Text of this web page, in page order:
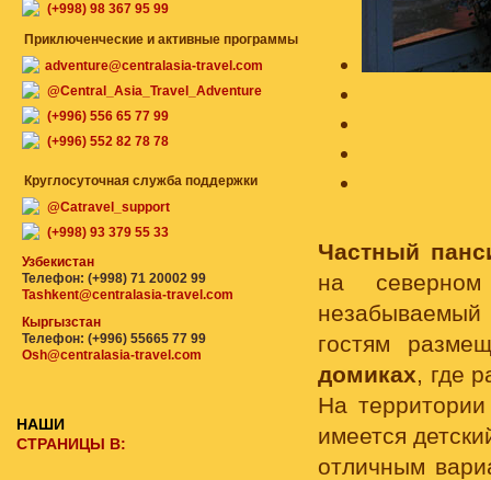
Частный
на
гостям
домиках, где
На
имеется
отличным
(+998) 98 367 95 99
Приключенческие и активные программы
adventure@centralasia-travel.com
@Central_Asia_Travel_Adventure
(+996) 556 65 77 99
(+996) 552 82 78 78
Круглосуточная служба поддержки
@Catravel_support
(+998) 93 379 55 33
Узбекистан
Телефон: (+998) 71 20002 99
Tashkent@centralasia-travel.com
Кыргызстан
Телефон: (+996) 55665 77 99
Osh@centralasia-travel.com
НАШИ
СТРАНИЦЫ В: